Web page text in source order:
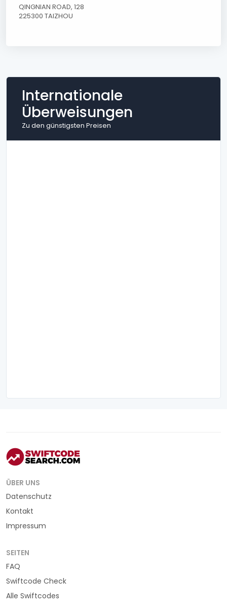
QINGNIAN ROAD, 128
225300 TAIZHOU
Internationale
Überweisungen
Zu den günstigsten Preisen
ÜBER UNS
Datenschutz
Kontakt
Impressum
SEITEN
FAQ
Swiftcode Check
Alle Swiftcodes